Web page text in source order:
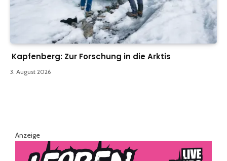
Kapfenberg: Zur Forschung in die Arktis
3. August 2026
Anzeige